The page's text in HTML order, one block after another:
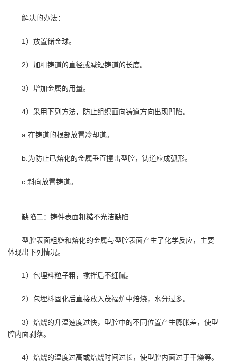
解决的办法：
1）放置储金球。
2）加粗铸道的直径或减短铸道的长度。
3）增加金属的用量。
4）采用下列方法，防止组织面向铸道方向出现凹陷。
a.在铸道的根部放置冷却道。
b.为防止已熔化的金属垂直撞击型腔，铸道应成弧形。
c.斜向放置铸道。
缺陷二：铸件表面粗糙不光洁缺陷
型腔表面粗糙和熔化的金属与型腔表面产生了化学反应，主要
体现出下列情况。
1）包埋料粒子粗，搅拌后不细腻。
2）包埋料固化后直接放入茂福炉中焙烧，水分过多。
3）焙烧的升温速度过快，型腔中的不同位置产生膨胀差，使型
腔内面剥落。
4）焙烧的温度过高或焙烧时间过长，使型腔内面过于干燥等。